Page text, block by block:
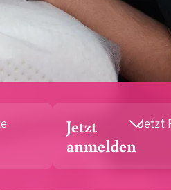
Jetzt
anmelden
Jetzt